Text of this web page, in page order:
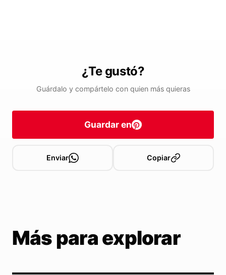
¿Te gustó?
Guárdalo y compártelo con quien más quieras
Guardar en
Enviar Copiar
Más para explorar